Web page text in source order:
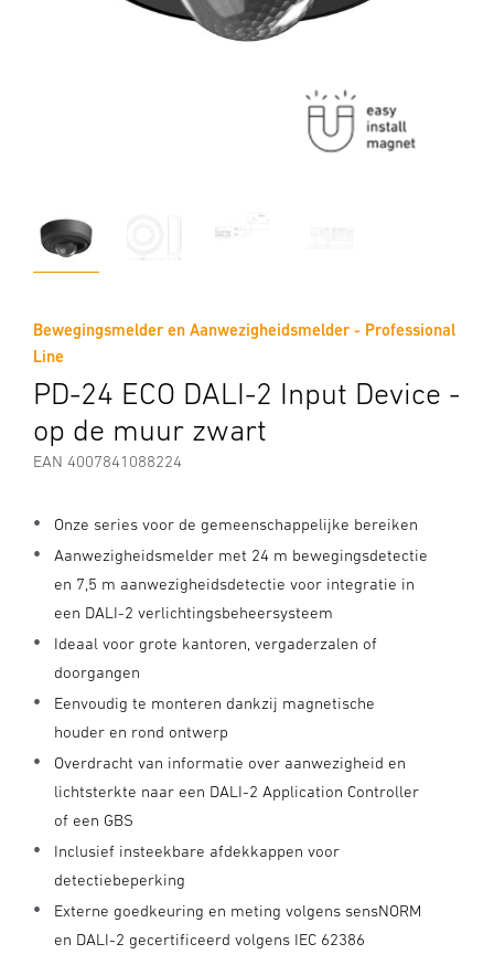
Bewegingsmelder en Aanwezigheidsmelder - Professional
Line
PD-24 ECO DALI-2 Input Device -
op de muur zwart
EAN 4007841088224
Onze series voor de gemeenschappelijke bereiken
Aanwezigheidsmelder met 24 m bewegingsdetectie
en 7,5 m aanwezigheidsdetectie voor integratie in
een DALI-2 verlichtingsbeheersysteem
Ideaal voor grote kantoren, vergaderzalen of
doorgangen
Eenvoudig te monteren dankzij magnetische
houder en rond ontwerp
Overdracht van informatie over aanwezigheid en
lichtsterkte naar een DALI-2 Application Controller
of een GBS
Inclusief insteekbare afdekkappen voor
detectiebeperking
Externe goedkeuring en meting volgens sensNORM
en DALI-2 gecertificeerd volgens IEC 62386